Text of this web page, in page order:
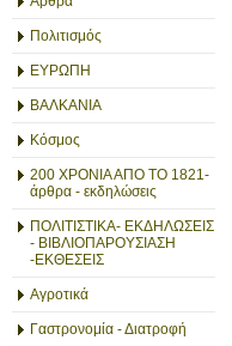
Πολιτισμός
ΕΥΡΩΠΗ
ΒΑΛΚΑΝΙΑ
Κόσμος
200 ΧΡΟΝΙΑ ΑΠΟ ΤΟ 1821-
άρθρα - εκδηλώσεις
ΠΟΛΙΤΙΣΤΙΚΑ- ΕΚΔΗΛΩΣΕΙΣ
- ΒΙΒΛΙΟΠΑΡΟΥΣΙΑΣΗ
-ΕΚΘΕΣΕΙΣ
Αγροτικά
Γαστρονομία - Διατροφή